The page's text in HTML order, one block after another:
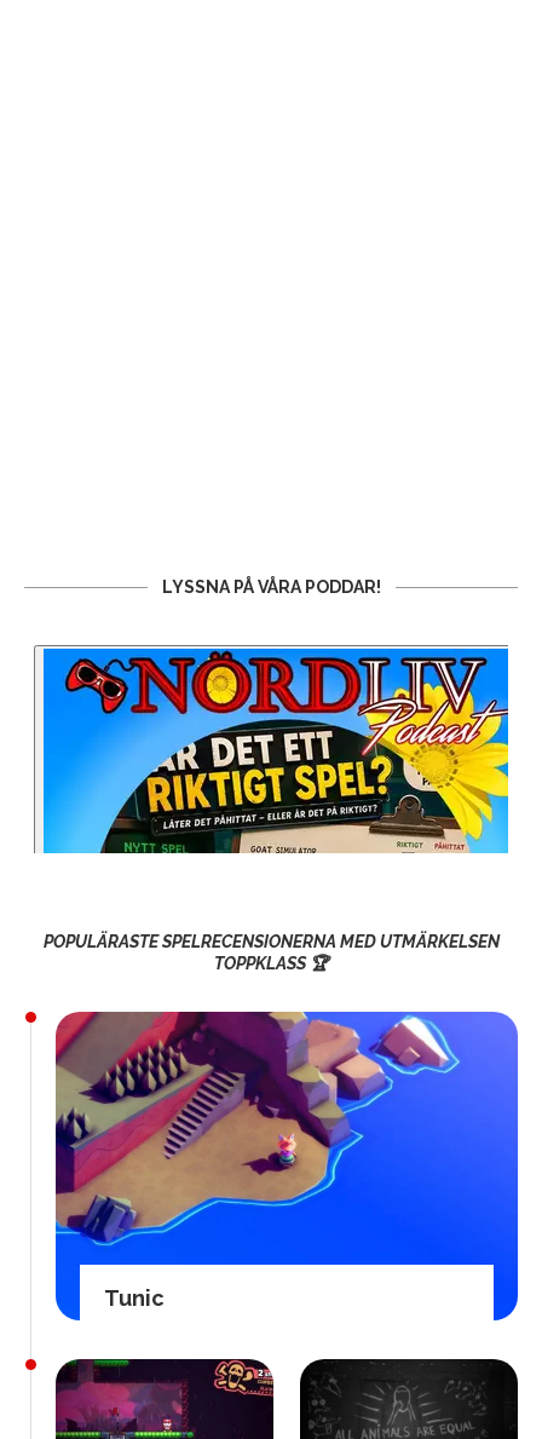
LYSSNA PÅ VÅRA PODDAR!
POPULÄRASTE SPELRECENSIONERNA MED UTMÄRKELSEN
TOPPKLASS 🏆
Tunic